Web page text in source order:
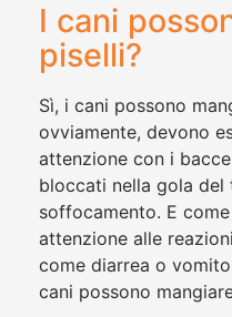
I cani
piselli?
Sì, i cani possono
ovviamente, devono
attenzione con i
bloccati nella gola del
soffocamento. E
attenzione alle
come diarrea o
cani possono